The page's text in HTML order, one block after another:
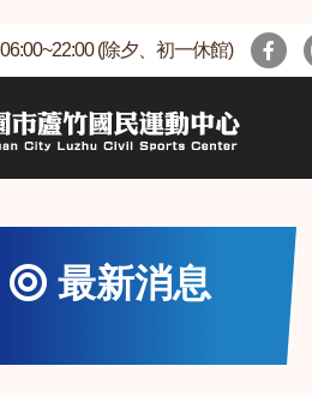
(除夕、初一休館)
最新消息